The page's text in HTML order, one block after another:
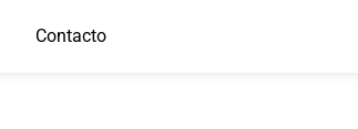
Contacto